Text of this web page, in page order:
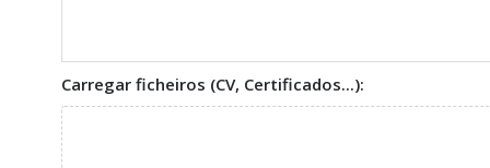
Carregar ficheiros (CV, Certificados...):